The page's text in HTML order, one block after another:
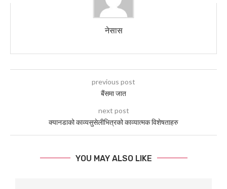
नेसास
previous post
बैंसमा जात
next post
क्यानडाको काव्यसुसेलीभित्रको काव्यात्मक विशेषताहरु
YOU MAY ALSO LIKE